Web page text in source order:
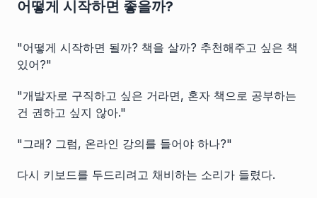
어떻게 시작하면 좋을까?
"어떻게 시작하면 될까? 책을 살까? 추천해주고 싶은 책
있어?"
"개발자로 구직하고 싶은 거라면, 혼자 책으로 공부하는
건 권하고 싶지 않아."
"그래? 그럼, 온라인 강의를 들어야 하나?"
다시 키보드를 두드리려고 채비하는 소리가 들렸다.